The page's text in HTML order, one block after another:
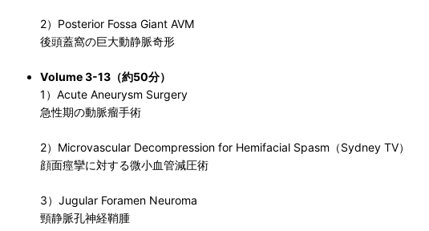
2）Posterior Fossa Giant AVM
後頭蓋窩の巨大動静脈奇形
Volume 3-13（約50分）
1）Acute Aneurysm Surgery
急性期の動脈瘤手術
2）Microvascular Decompression for Hemifacial Spasm（Sydney TV）
顔面痙攣に対する微小血管減圧術
3）Jugular Foramen Neuroma
頸静脈孔神経鞘腫